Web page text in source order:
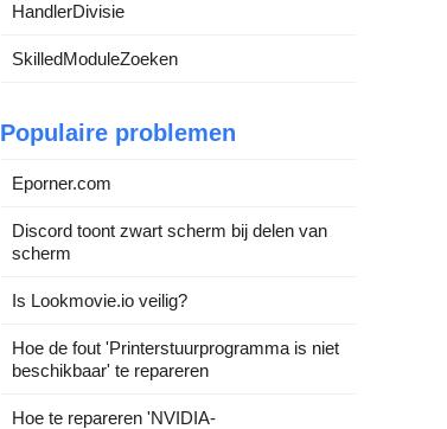
HandlerDivisie
SkilledModuleZoeken
Populaire problemen
Eporner.com
Discord toont zwart scherm bij delen van
scherm
Is Lookmovie.io veilig?
Hoe de fout 'Printerstuurprogramma is niet
beschikbaar' te repareren
Hoe te repareren 'NVIDIA-